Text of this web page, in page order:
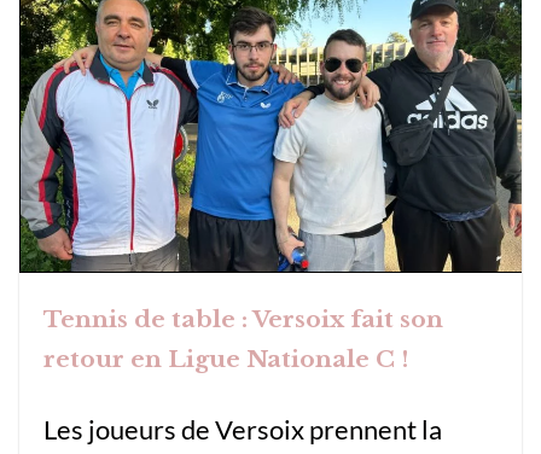
Tennis de table : Versoix fait son
retour en Ligue Nationale C !
Les joueurs de Versoix prennent la